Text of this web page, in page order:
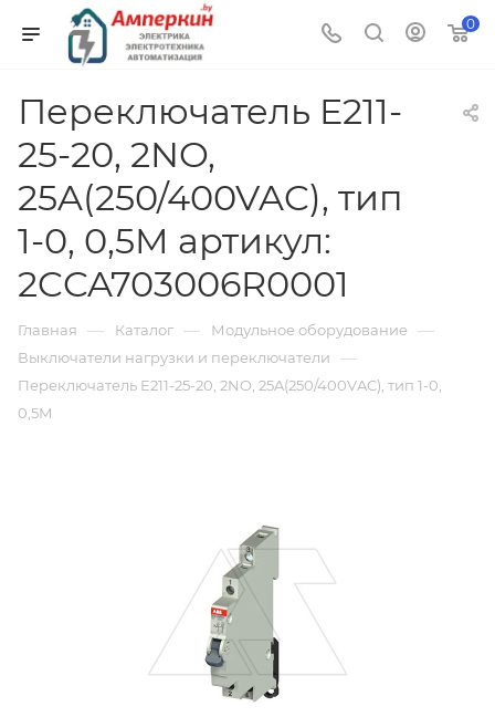
0
Переключатель E211-
25-20, 2NO,
25A(250/400VAC), тип
1-0, 0,5M артикул:
2CCA703006R0001
Главная — Каталог — Модульное оборудование —
Выключатели нагрузки и переключатели —
Переключатель E211-25-20, 2NO, 25A(250/400VAC), тип 1-0,
0,5M